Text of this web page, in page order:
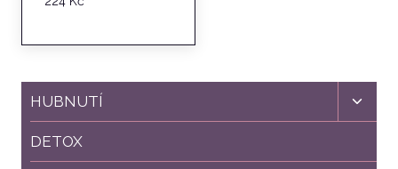
5.00
HUBNUTÍ
child
DETOX